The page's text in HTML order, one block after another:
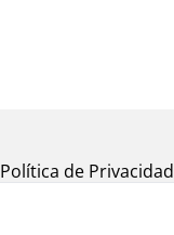
Política de Privacidad